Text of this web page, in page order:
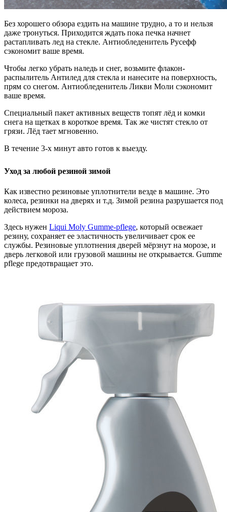
Без хорошего обзора ездить на машине трудно, а то и нельзя
даже тронуться. Приходится ждать пока печка начнет
растапливать лед на стекле. Антиобледенитель Русефф
сэкономит ваше время.
Чтобы легко убрать наледь и снег, возьмите флакон-
распылитель Антилед для стекла и нанесите на поверхность,
прям со снегом. Антиобледенитель Ликви Моли сэкономит
ваше время.
Специальный пакет активных веществ топят лёд и комки
снега на щетках в короткое время. Так же чистят стекло от
грязи. Лёд тает мгновенно.
В течение 3-х минут авто готов к выезду.
Уход за любой резиной зимой
Как известно резиновые уплотнители везде в машине. Это
колеса, резинки на дверях и т.д. Зимой резина разрушается под
действием мороза.
Здесь нужен Liqui Moly Gumme-pflege, который освежает
резину, сохраняет ее эластичность увеличивает срок ее
службы. Резиновые уплотнения дверей мёрзнут на морозе, и
дверь легковой или грузовой машины не открывается. Gumme
pflege предотвращает это.